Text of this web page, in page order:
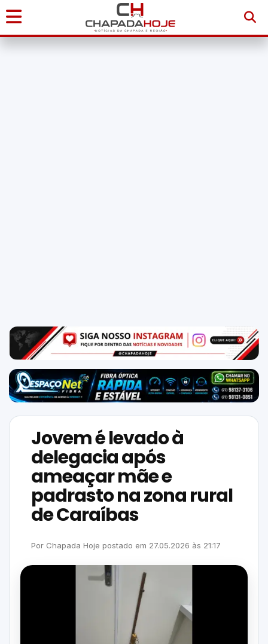
Início
NAS
NOSSAS
REDES
Jovem é levado à
delegacia após
ameaçar mãe e
padrasto na zona rural
de Caraíbas
Por Chapada Hoje postado em 27.05.2026 às 21:17